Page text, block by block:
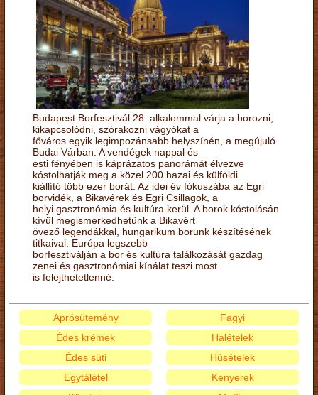
Budapest Borfesztivál 28. alkalommal várja a borozni,
kikapcsolódni, szórakozni vágyókat a
főváros egyik legimpozánsabb helyszínén, a megújuló
Budai Várban. A vendégek nappal és
esti fényében is káprázatos panorámát élvezve
kóstolhatják meg a közel 200 hazai és külföldi
kiállító több ezer borát. Az idei év fókuszába az Egri
borvidék, a Bikavérek és Egri Csillagok, a
helyi gasztronómia és kultúra kerül. A borok kóstolásán
kívül megismerkedhetünk a Bikavért
övező legendákkal, hungarikum borunk készítésének
titkaival. Európa legszebb
borfesztiválján a bor és kultúra találkozását gazdag
zenei és gasztronómiai kínálat teszi most
is felejthetetlenné.
Aprósütemény
Édes krémek
Édes süti
Egytálétel
Fagyi
Halételek
Húsételek
Kenyerek